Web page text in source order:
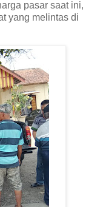
pasar saat ini,
yang melintas di